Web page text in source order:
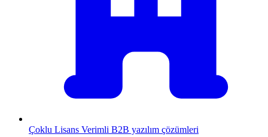
Çoklu Lisans Verimli B2B yazılım çözümleri